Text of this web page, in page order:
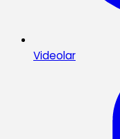
Videolar